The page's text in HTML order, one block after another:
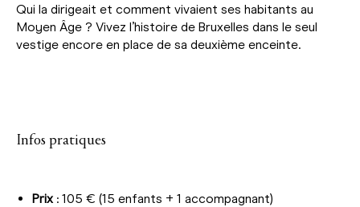
Qui la dirigeait et comment vivaient ses habitants au
Moyen Âge ? Vivez l’histoire de Bruxelles dans le seul
vestige encore en place de sa deuxième enceinte.
Infos pratiques
Prix : 105 € (15 enfants + 1 accompagnant)